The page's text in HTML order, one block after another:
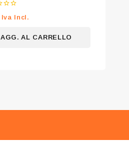
Iva Incl.
AGG. AL CARRELLO